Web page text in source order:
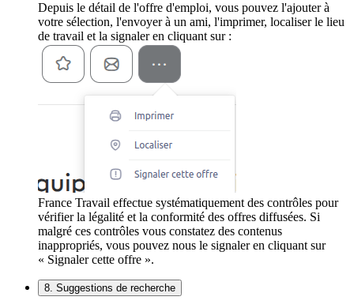
Depuis le détail de l'offre d'emploi, vous pouvez l'ajouter à
votre sélection, l'envoyer à un ami, l'imprimer, localiser le lieu
de travail et la signaler en cliquant sur :
France Travail effectue systématiquement des contrôles pour
vérifier la légalité et la conformité des offres diffusées. Si
malgré ces contrôles vous constatez des contenus
inappropriés, vous pouvez nous le signaler en cliquant sur
« Signaler cette offre ».
8. Suggestions de recherche